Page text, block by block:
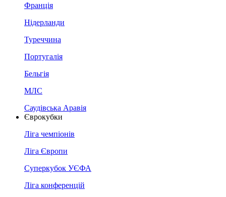
Франція
Нідерланди
Туреччина
Португалія
Бельгія
МЛС
Саудівська Аравія
Єврокубки
Ліга чемпіонів
Ліга Європи
Суперкубок УЄФА
Ліга конференцій